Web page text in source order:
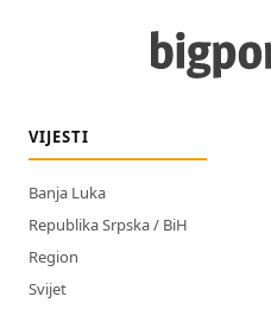
VIJESTI
Banja Luka
Republika Srpska / BiH
Region
Svijet